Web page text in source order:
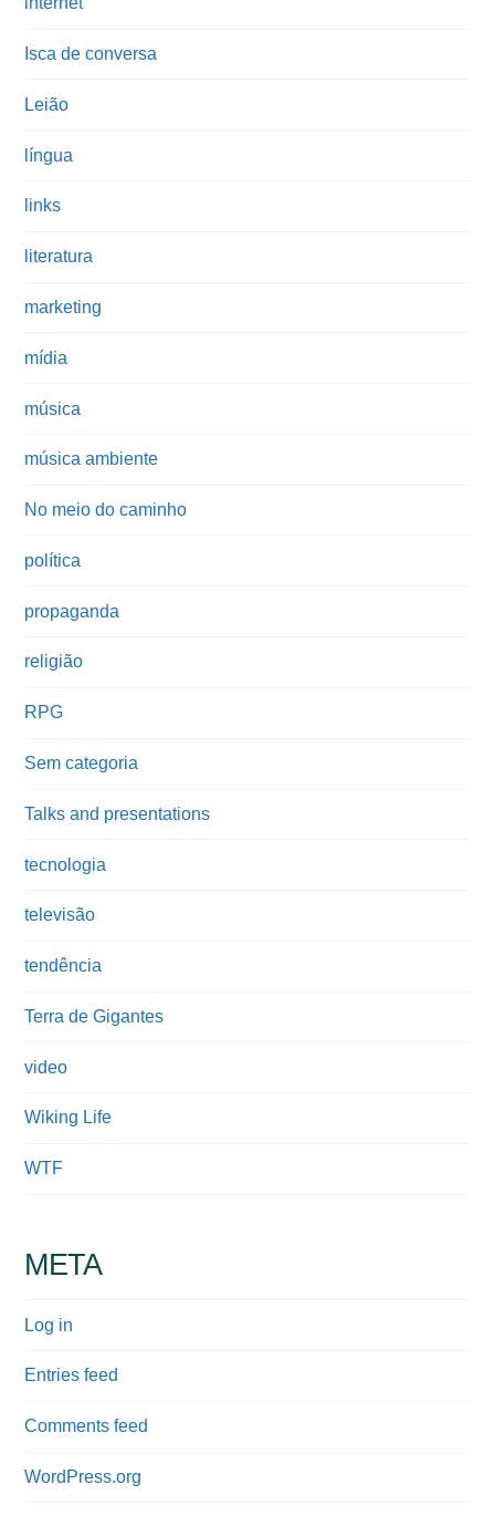
Isca de conversa
Leião
língua
links
literatura
marketing
mídia
música
música ambiente
No meio do caminho
política
propaganda
religião
RPG
Sem categoria
Talks and presentations
tecnologia
televisão
tendência
Terra de Gigantes
video
Wiking Life
WTF
META
Log in
Entries feed
Comments feed
WordPress.org